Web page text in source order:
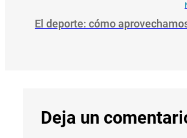
El deporte: cómo
Deja un